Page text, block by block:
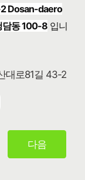
Dosan-daero
담동 100-8 입니
대로81길 43-2
다음